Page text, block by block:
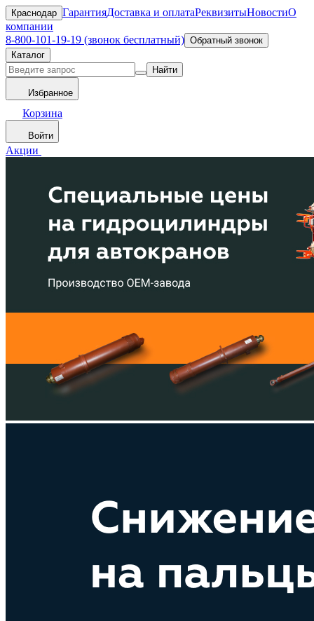
Краснодар ГарантияДоставка и оплатаРеквизитыНовостиО
компании
8-800-101-19-19 (звонок бесплатный) Обратный звонок
Каталог
Найти
Избранное
Корзина
Войти
Акции